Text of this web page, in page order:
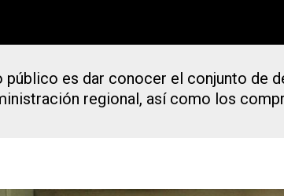
es dar conocer el conjunto de
regional, así como los